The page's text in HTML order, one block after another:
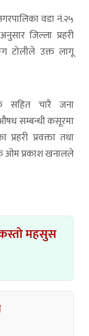
वडा नं.२५
जिल्ला प्रहरी
टोलीले उक्त लागू
सहित चारै जना
सम्बन्धी कसूरमा
प्रवक्ता तथा
ओम प्रकाश खनालले
महसुस